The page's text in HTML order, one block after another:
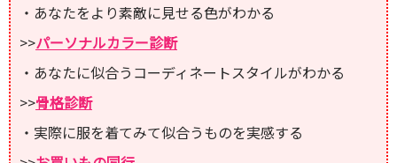
・あなたをより素敵に見せる色がわかる
>>パーソナルカラー診断
・あなたに似合うコーディネートスタイルがわかる
>>骨格診断
・実際に服を着てみて似合うものを実感する